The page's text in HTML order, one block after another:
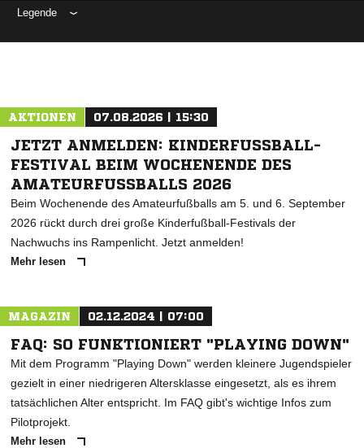
Legende
AKTIONEN 07.08.2026 | 15:30
JETZT ANMELDEN: KINDERFUSSBALL-F
ESTIVAL BEIM WOCHENENDE DES A
MATEURFUSSBALLS 2026
Beim Wochenende des Amateurfußballs am 5. und 6. September
2026 rückt durch drei große Kinderfußball-Festivals der
Nachwuchs ins Rampenlicht. Jetzt anmelden!
Mehr lesen
MAGAZIN 02.12.2024 | 07:00
FAQ: SO FUNKTIONIERT "PLAYING DOWN"
Mit dem Programm "Playing Down" werden kleinere Jugendspieler
gezielt in einer niedrigeren Altersklasse eingesetzt, als es ihrem
tatsächlichen Alter entspricht. Im FAQ gibt's wichtige Infos zum
Pilotprojekt.
Mehr lesen